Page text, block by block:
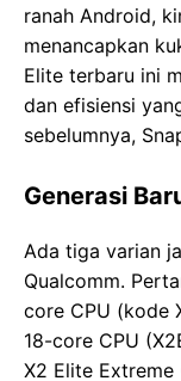
ranah Android,
menancapkan
Elite terbaru ini
dan efisiensi
sebelumnya,
Generasi
Ada tiga varian
Qualcomm.
core CPU (kode
18-core CPU
X2 Elite